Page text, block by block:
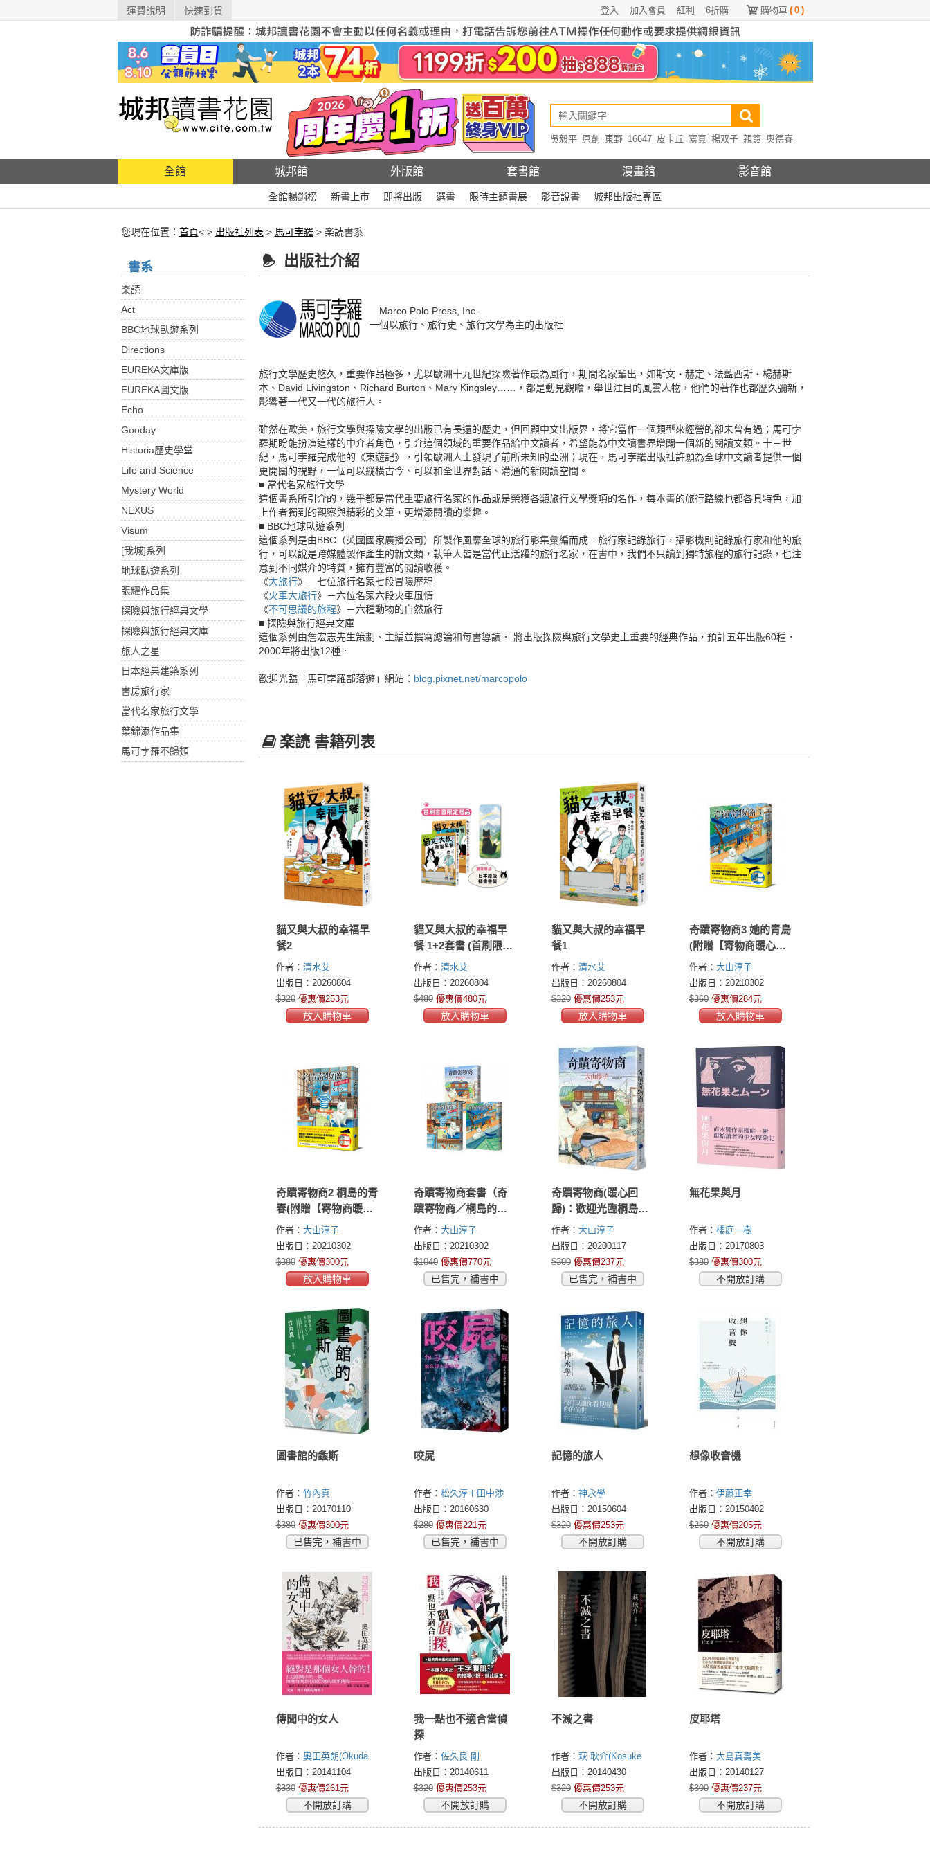
運費說明 快速到貨 購物車 ( 0 )
6折購
紅利
加入會員
登入
吳毅平 原創 東野 16647 皮卡丘 寫真 楊双子 親簽 奧德賽
全館 城邦館 外版館 套書館 漫畫館 影音館
全館暢銷榜 新書上市 即將出版 選書 限時主題書展 影音說書 城邦出版社專區
您現在位置： 首頁< > 出版社列表 > 馬可孛羅> 楽読書系
書系
楽読
Act
BBC地球臥遊系列
Directions
EUREKA文庫版
EUREKA圖文版
Echo
Gooday
Historia歷史學堂
Life and Science
Mystery World
NEXUS
Visum
[我城]系列
地球臥遊系列
張耀作品集
探險與旅行經典文學
探險與旅行經典文庫
旅人之星
日本經典建築系列
書房旅行家
當代名家旅行文學
葉錦添作品集
馬可孛羅不歸類
出版社介紹
Marco Polo Press, Inc.
一個以旅行、旅行史、旅行文學為主的出版社
旅行文學歷史悠久，重要作品極多，尤以歐洲十九世紀探險著作最為風行，期間名家輩出，如斯文‧赫定、法藍西斯‧楊赫斯
本、David Livingston、Richard Burton、Mary Kingsley……，都是動見觀瞻，舉世注目的風雲人物，他們的著作也都歷久彌新，
影響著一代又一代的旅行人。
雖然在歐美，旅行文學與探險文學的出版已有長遠的歷史，但回顧中文出版界，將它當作一個類型來經營的卻未曾有過；馬可孛
羅期盼能扮演這樣的中介者角色，引介這個領域的重要作品給中文讀者，希望能為中文讀書界增闢一個新的閱讀文類。十三世
紀，馬可孛羅完成他的《東遊記》，引領歐洲人士發現了前所未知的亞洲；現在，馬可孛羅出版社許願為全球中文讀者提供一個
更開闊的視野，一個可以縱橫古今、可以和全世界對話、溝通的新閱讀空間。
■ 當代名家旅行文學
這個書系所引介的，幾乎都是當代重要旅行名家的作品或是榮獲各類旅行文學獎項的名作，每本書的旅行路線也都各具特色，加
上作者獨到的觀察與精彩的文筆，更增添閱讀的樂趣。
■ BBC地球臥遊系列
這個系列是由BBC（英國國家廣播公司）所製作風靡全球的旅行影集彙編而成。旅行家記錄旅行，攝影機則記錄旅行家和他的旅
行，可以說是跨媒體製作產生的新文類，執筆人皆是當代正活躍的旅行名家，在書中，我們不只讀到獨特旅程的旅行記錄，也注
意到不同媒介的特質，擁有豐富的閱讀收穫。
《大旅行》－七位旅行名家七段冒險歷程
《火車大旅行》－六位名家六段火車風情
《不可思議的旅程》－六種動物的自然旅行
■ 探險與旅行經典文庫
這個系列由詹宏志先生策劃、主編並撰寫總論和每書導讀． 將出版探險與旅行文學史上重要的經典作品，預計五年出版60種．
2000年將出版12種．
歡迎光臨「馬可孛羅部落遊」網站： blog.pixnet.net/marcopolo
楽読 書籍列表
貓又與大叔的幸福早
餐2
作者： 清水艾
出版日：20260804
$320 優惠價253元
放入購物車
貓又與大叔的幸福早
餐 1+2套書 (首刷限定
加贈「一起走過雨天
晴天」日本原版插畫
書籤)
作者： 清水艾
出版日：20260804
$480 優惠價480元
放入購物車
貓又與大叔的幸福早
餐1
作者： 清水艾
出版日：20260804
$320 優惠價253元
放入購物車
奇蹟寄物商3 她的青鳥
(附贈【寄物商暖心手
繪書籤】兩張)
作者： 大山淳子
出版日：20210302
$360 優惠價284元
放入購物車
奇蹟寄物商2 桐島的青
春(附贈【寄物商暖心
手繪書籤】兩張)
作者： 大山淳子
出版日：20210302
$380 優惠價300元
放入購物車
奇蹟寄物商套書（奇
蹟寄物商／桐島的青
春／她的青鳥）【附
贈精美書籤＋海報】
作者： 大山淳子
出版日：20210302
$1040 優惠價770元
已售完，補書中
奇蹟寄物商(暖心回
歸)：歡迎光臨桐島寄
物店!一天只要一百
圓，提早取回不退
費，逾期則歸店主所
有。
作者： 大山淳子
出版日：20200117
$300 優惠價237元
已售完，補書中
無花果與月
作者： 櫻庭一樹
(Sakuraba Kazuki)
出版日：20170803
$380 優惠價300元
不開放訂購
圖書館的螽斯
作者： 竹內真
出版日：20170110
$380 優惠價300元
已售完，補書中
咬屍
作者： 松久淳＋田中渉
出版日：20160630
$280 優惠價221元
已售完，補書中
記憶的旅人
作者： 神永學
出版日：20150604
$320 優惠價253元
不開放訂購
想像收音機
作者： 伊藤正幸
出版日：20150402
$260 優惠價205元
不開放訂購
傳聞中的女人
作者： 奧田英朗(Okuda
Hideo)
出版日：20141104
$330 優惠價261元
不開放訂購
我一點也不適合當偵
探
作者： 佐久良 剛
(Tsuyoshi Sakura)
出版日：20140611
$320 優惠價253元
不開放訂購
不滅之書
作者： 萩 耿介(Kosuke
Hagi)
出版日：20140430
$320 優惠價253元
不開放訂購
皮耶塔
作者： 大島真壽美
(MASUMI OSHIMA)
出版日：20140127
$300 優惠價237元
不開放訂購